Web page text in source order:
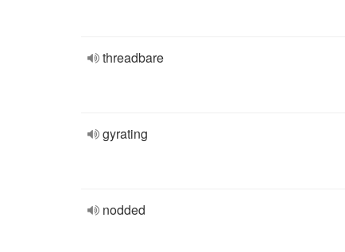
threadbare
gyrating
nodded